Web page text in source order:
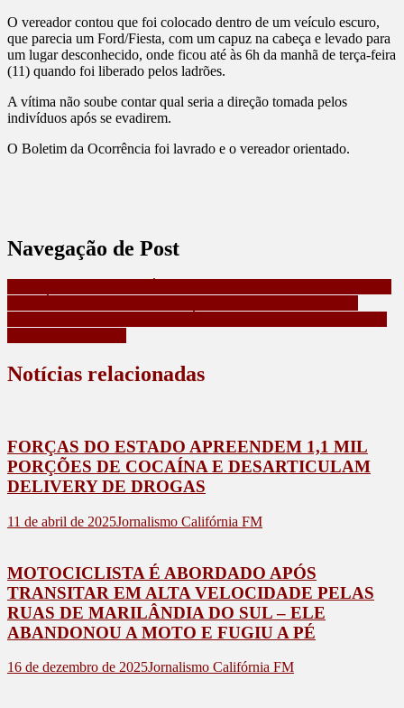
O vereador contou que foi colocado dentro de um veículo escuro,
que parecia um Ford/Fiesta, com um capuz na cabeça e levado para
um lugar desconhecido, onde ficou até às 6h da manhã de terça-feira
(11) quando foi liberado pelos ladrões.
A vítima não soube contar qual seria a direção tomada pelos
indivíduos após se evadirem.
O Boletim da Ocorrência foi lavrado e o vereador orientado.
Navegação de Post
Notícias relacionadas
FORÇAS DO ESTADO APREENDEM 1,1 MIL
PORÇÕES DE COCAÍNA E DESARTICULAM
DELIVERY DE DROGAS
11 de abril de 2025Jornalismo Califórnia FM
MOTOCICLISTA É ABORDADO APÓS
TRANSITAR EM ALTA VELOCIDADE PELAS
RUAS DE MARILÂNDIA DO SUL – ELE
ABANDONOU A MOTO E FUGIU A PÉ
16 de dezembro de 2025Jornalismo Califórnia FM